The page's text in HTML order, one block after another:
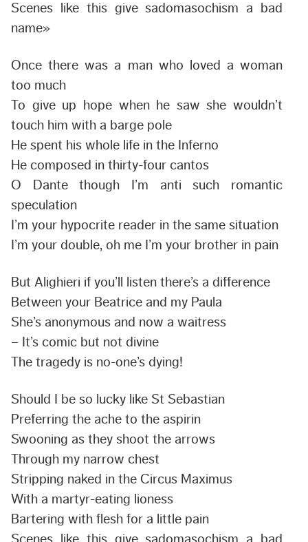
Scenes like this give sadomasochism a bad
name»
Once there was a man who loved a woman
too much
To give up hope when he saw she wouldn’t
touch him with a barge pole
He spent his whole life in the Inferno
He composed in thirty-four cantos
O Dante though I’m anti such romantic
speculation
I’m your hypocrite reader in the same situation
I’m your double, oh me I’m your brother in pain
But Alighieri if you’ll listen there’s a difference
Between your Beatrice and my Paula
She’s anonymous and now a waitress
– It’s comic but not divine
The tragedy is no-one’s dying!
Should I be so lucky like St Sebastian
Preferring the ache to the aspirin
Swooning as they shoot the arrows
Through my narrow chest
Stripping naked in the Circus Maximus
With a martyr-eating lioness
Bartering with flesh for a little pain